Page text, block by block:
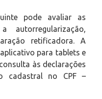
pode avaliar as
autorregularização,
retificadora. A
para tablets e
às declarações
cadastral no CPF –